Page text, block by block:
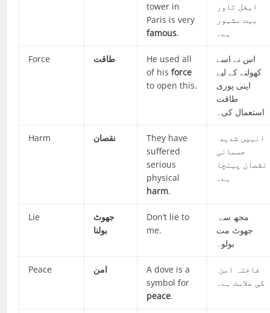
tower in
Paris is very
famous.
ایفل ٹاور
بہت مشہور
ہے۔
Force طاقت
He used all
of hisforce
to open this.
اس نے اسے
کھولنے کے لیے
اپنی پوری
طاقت
استعمال کی۔
Harm نقصان
They have
suffered
serious
physical
harm.
جسمانی
نقصان پہنچا
ہے۔
Lie
جھوٹ
بولنا
Don’t lie to
me.
مجھ سے
جھوٹ مت
بولو۔
Peace امن
A dove is a
symbol for
peace.
کی علامت ہے۔